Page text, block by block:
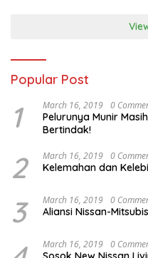
Popular Post
1 March 16, 2019 0
Pelurunya Munir
Bertindak!
2 March 16, 2019 0
Kelemahan dan
3 March 16, 2019 0
Aliansi Nissan-
March 16, 2019 0